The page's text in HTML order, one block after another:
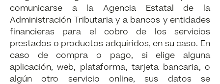
comunicarse a la Agencia Estatal de la
Administración Tributaria y a bancos y entidades
financieras para el cobro de los servicios
prestados o productos adquiridos, en su caso. En
caso de compra o pago, si elige alguna
aplicación, web, plataforma, tarjeta bancaria, o
algún otro servicio online, sus datos se